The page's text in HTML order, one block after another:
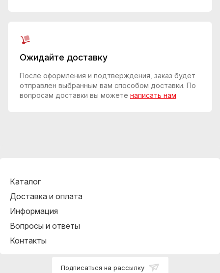
Ожидайте доставку
После оформления и подтверждения, заказ будет
отправлен выбранным вам способом доставки. По
вопросам доставки вы можете написать нам
Каталог
Доставка и оплата
Информация
Вопросы и ответы
Контакты
Подписаться на рассылку